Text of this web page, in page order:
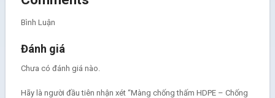
Bình Luận
Đánh giá
Chưa có đánh giá nào.
Hãy là người đầu tiên nhận xét “Màng chống thấm HDPE – Chống